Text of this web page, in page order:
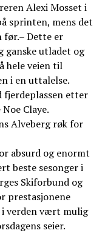
Alexi Mosset i
sprinten, mens det
før.– Dette er
utladet og
hele veien til
i en uttalelse.
fjerdeplassen etter
Claye.
Alveberg røk for
absurd og enormt
beste sesonger i
Skiforbund og
prestasjonene
i verden vært mulig
seier.